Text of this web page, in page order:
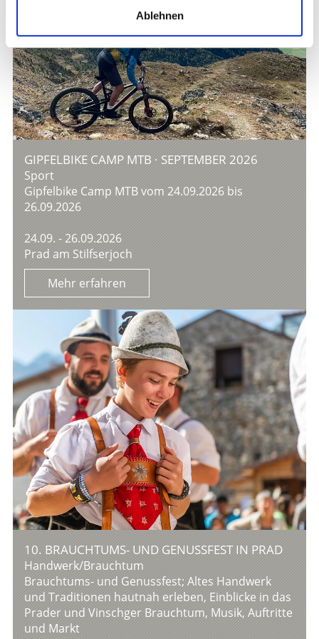
Ablehnen
GIPFELBIKE CAMP MTB · SEPTEMBER 2026
Sport
Gipfelbike Camp MTB vom 24.09.2026 bis
26.09.2026
24.09. - 26.09.2026
Prad am Stilfserjoch
Mehr erfahren
10. BRAUCHTUMS- UND GENUSSFEST IN PRAD
Handwerk/Brauchtum
Brauchtums- und Genussfest; Altes Handwerk
und Traditionen hautnah erleben, Einblicke in das
Prader und Vinschger Brauchtum, Musik, Auftritte
und Markt